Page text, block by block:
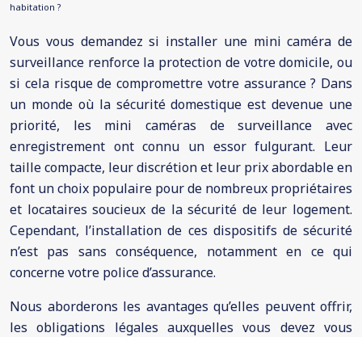
habitation ?
Vous vous demandez si installer une mini caméra de
surveillance renforce la protection de votre domicile, ou
si cela risque de compromettre votre assurance ? Dans
un monde où la sécurité domestique est devenue une
priorité, les mini caméras de surveillance avec
enregistrement ont connu un essor fulgurant. Leur
taille compacte, leur discrétion et leur prix abordable en
font un choix populaire pour de nombreux propriétaires
et locataires soucieux de la sécurité de leur logement.
Cependant, l’installation de ces dispositifs de sécurité
n’est pas sans conséquence, notamment en ce qui
concerne votre police d’assurance.
Nous aborderons les avantages qu’elles peuvent offrir,
les obligations légales auxquelles vous devez vous